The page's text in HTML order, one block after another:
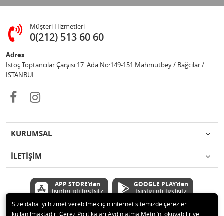
Müşteri Hizmetleri
0(212) 513 60 60
Adres
İstoç Toptancılar Çarşısı 17. Ada No:149-151 Mahmutbey / Bağcılar /
İSTANBUL
KURUMSAL
İLETİŞİM
APP STORE'dan
İNDİREBİLİRSİNİZ
GOOGLE PLAY'den
İNDİREBİLİRSİNİZ
Size daha iyi hizmet verebilmek için internet sitemizde çerezler
kullanılmaktadır. Çerez Politikaları Aydınlatma Metni’ni okuyabilir ve